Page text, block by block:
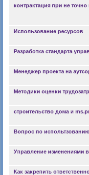
контрактация при не
Использование ресурсов
Разработка стандарта
Менеджер проекта на
Методики оценки
строительство дома и
Вопрос по
Управление изменениями
Как закрепить